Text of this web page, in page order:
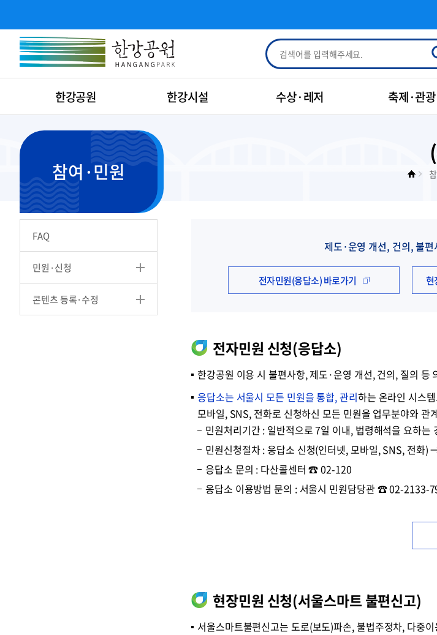
한강공원 한강시설 수상·레저 축제·관광
참여·민원
FAQ
민원·신청
콘텐츠 등록·수정
제도·운영 개선, 건의, 불
전자민원(응답소) 바로가기 현
전자민원 신청(응답소)
한강공원 이용 시 불편사항, 제도·운영 개선, 건의, 질의
응답소는 서울시 모든 민원을 통합, 관리하는 온라인 시스
모바일, SNS, 전화로 신청하신 모든 민원을 업무분야와
민원처리기간 : 일반적으로 7일 이내, 법령해석을 요하는
민원신청절차 : 응답소 신청(인터넷, 모바일, SNS, 전
응답소 문의 : 다산콜센터 ☎ 02-120
응답소 이용방법 문의 : 서울시 민원담당관 ☎ 02-2133-
현장민원 신청(서울스마트 불편신고)
서울스마트불편신고는 도로(보도)파손, 불법주정차, 다중